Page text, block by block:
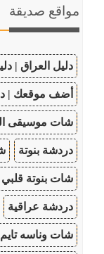
مواقع صديقة
دليل العراق |
أضف موقعك |
شات موسيقى
دردشة بنوتة
شات بنوتة قلبي
دردشة عراقية
شات وناسه تايم